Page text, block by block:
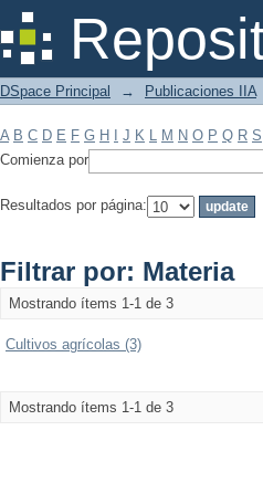
Filtrar por: Materia
DSpace Principal → Publicaciones IIA
A B C D E F G H J K L M N O P Q R S
Comienza por
Resultados por página:
Filtrar por: Materia
Mostrando ítems 1-1 de 3
Cultivos agrícolas (3)
Mostrando ítems 1-1 de 3